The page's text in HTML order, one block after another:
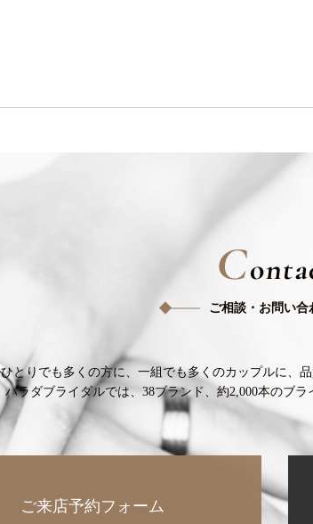
C
ご相談・お問い合
ひとりでも多くの方に、 一組でも多くのカップルに、
ハラダブライダルでは、38ブランド、 約2,000本のブラ
ご来店予約フォーム